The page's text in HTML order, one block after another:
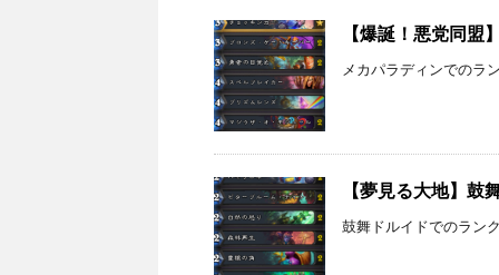
【爆誕！悪党同盟
メカパラディンでのラ
【夢見る大地】鼓
鼓舞ドルイドでのラン